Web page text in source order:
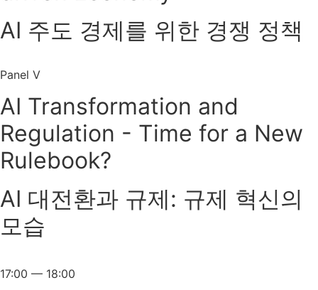
AI 주도 경제를 위한 경쟁 정책
Panel V
AI Transformation and
Regulation - Time for a New
Rulebook?
AI 대전환과 규제: 규제 혁신의
모습
17:00 — 18:00